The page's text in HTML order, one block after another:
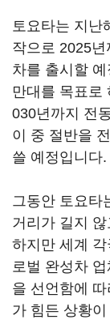
토요타는 지난
작으로 2025년
차를 출시할
만대를 목표로
030년까지 전
이 중 절반을
쓸 예정입니다.
그동안 토요타
거리가 길지
하지만 세계
로벌 완성차
을 선언함에
가 힘든 상황